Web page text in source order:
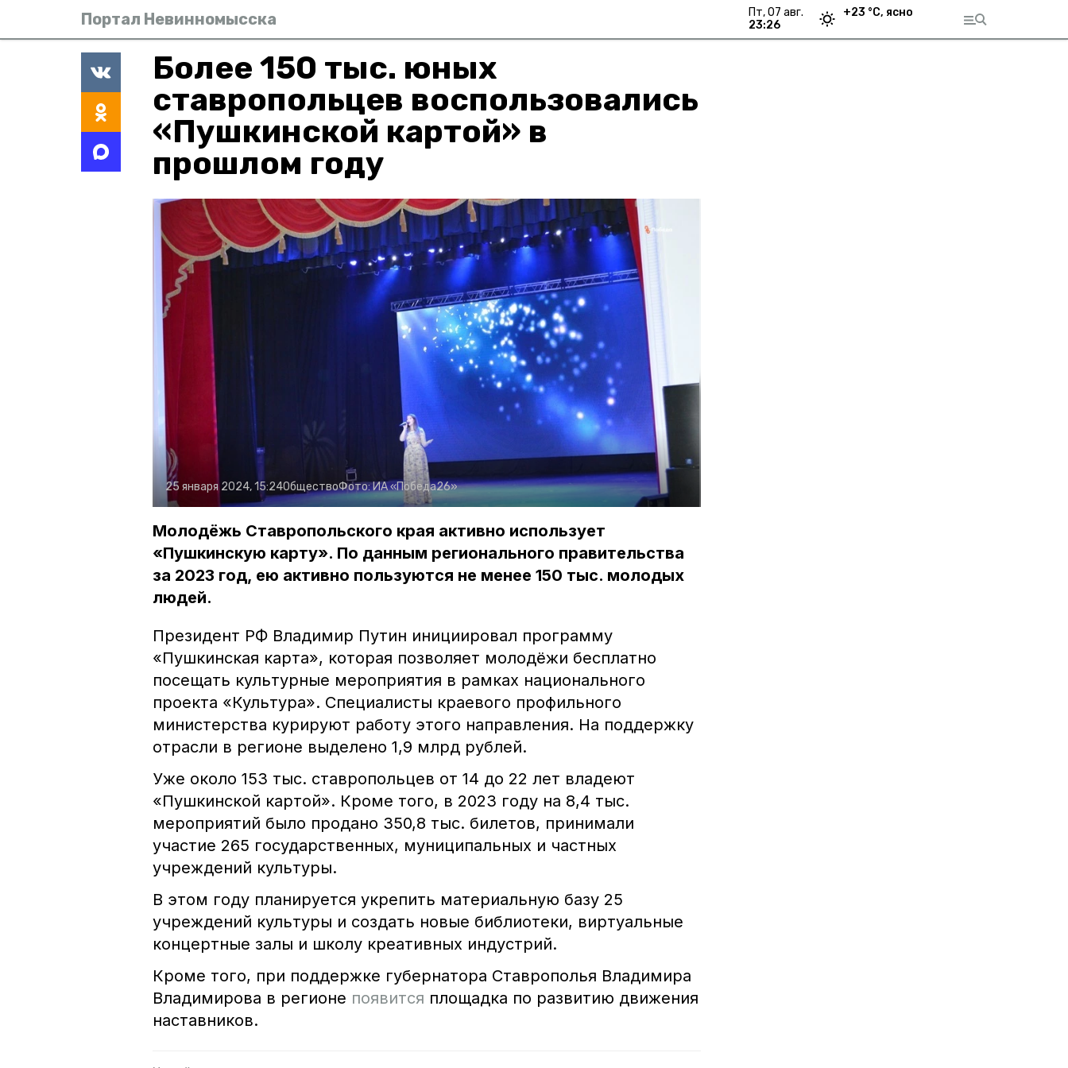
Портал Невинномысска
пт, 07 авг.
23:26
+23 °С, ясно
Более 150 тыс. юных
ставропольцев воспользовались
«Пушкинской картой» в
прошлом году
25 января 2024, 15:24ОбществоФото:ИА «Победа26»
Молодёжь Ставропольского края активно использует
«Пушкинскую карту». По данным регионального правительства
за 2023 год, ею активно пользуются не менее 150 тыс. молодых
людей.
Президент РФ Владимир Путин инициировал программу
«Пушкинская карта», которая позволяет молодёжи бесплатно
посещать культурные мероприятия в рамках национального
проекта «Культура». Специалисты краевого профильного
министерства курируют работу этого направления. На поддержку
отрасли в регионе выделено 1,9 млрд рублей.
Уже около 153 тыс. ставропольцев от 14 до 22 лет владеют
«Пушкинской картой». Кроме того, в 2023 году на 8,4 тыс.
мероприятий было продано 350,8 тыс. билетов, принимали
участие 265 государственных, муниципальных и частных
учреждений культуры.
В этом году планируется укрепить материальную базу 25
учреждений культуры и создать новые библиотеки, виртуальные
концертные залы и школу креативных индустрий.
Кроме того, при поддержке губернатора Ставрополья Владимира
Владимирова в регионе появится площадка по развитию движения
наставников.